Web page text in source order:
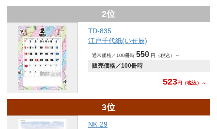
2位
TD-835
江戸千代紙(いせ辰)
通常価格／100冊時 550 円（税込）～
販売価格／100冊時
523円 （税込）～
3位
NK-29